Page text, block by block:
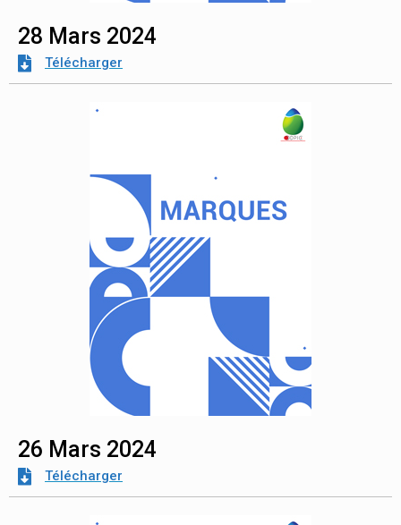
28 Mars 2024
Télécharger
26 Mars 2024
Télécharger